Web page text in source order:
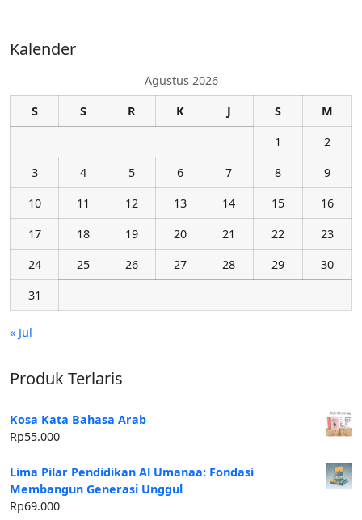
Kalender
Agustus 2026
S
S R K J S
M
1
2
3
4 5 6 7 8
9
10
11 12 13 14 15
16
17
18 19 20 21 22
23
24
25 26 27 28 29
30
31
« Jul
Produk Terlaris
Kosa Kata Bahasa Arab
Rp55.000
Lima Pilar Pendidikan Al Umanaa: Fondasi
Membangun Generasi Unggul
Rp69.000